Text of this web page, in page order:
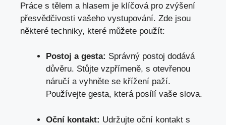
Práce s tělem a hlasem je klíčová pro zvýšení
přesvědčivosti vašeho vystupování. Zde jsou
některé techniky, které můžete použít:
Postoj a gesta: Správný postoj dodává
důvěru. Stůjte vzpřímeně, s otevřenou
náručí a vyhněte se křížení paží.
Používejte gesta, která posílí vaše slova.
Oční kontakt: Udržujte oční kontakt s